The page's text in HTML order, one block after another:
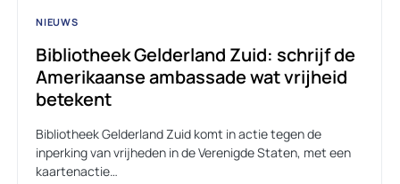
NIEUWS
Bibliotheek Gelderland Zuid: schrijf de
Amerikaanse ambassade wat vrijheid
betekent
Bibliotheek Gelderland Zuid komt in actie tegen de
inperking van vrijheden in de Verenigde Staten, met een
kaartenactie…